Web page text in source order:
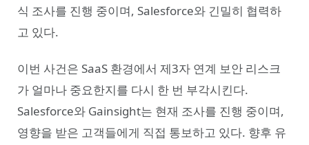
식 조사를 진행 중이며, Salesforce와 긴밀히 협력하
고 있다.
이번 사건은 SaaS 환경에서 제3자 연계 보안 리스크
가 얼마나 중요한지를 다시 한 번 부각시킨다.
Salesforce와 Gainsight는 현재 조사를 진행 중이며,
영향을 받은 고객들에게 직접 통보하고 있다. 향후 유